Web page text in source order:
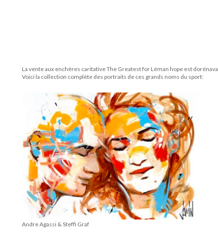
La vente aux enchères caritative The Greatest for Léman hope est
Voici la collection complète des portraits de ces grands noms du sport:
Andre Agassi & Steffi Graf